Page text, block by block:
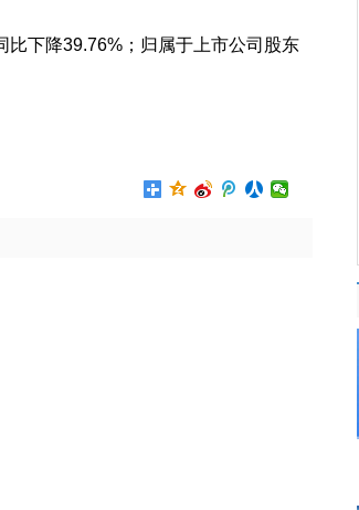
下降39.76%；归属于上市公司股东